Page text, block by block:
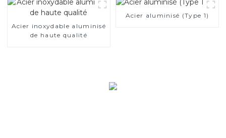
Acier inoxydable aluminisé
de haute qualité
Acier aluminisé (Type 1)